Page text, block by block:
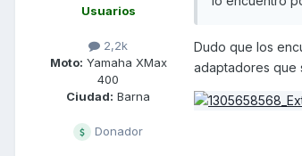
Usuarios
2,2k
Moto: Yamaha XMax
400
Ciudad: Barna
Donador
Dudo que los
adaptadores que